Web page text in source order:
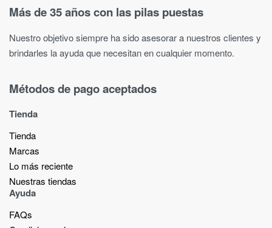
Más de 35 años con las pilas puestas
Nuestro objetivo siempre ha sido asesorar a nuestros clientes y
brindarles la ayuda que necesitan en cualquier momento.
Métodos de pago aceptados
Tienda
Tienda
Marcas
Lo más reciente​
Nuestras tiendas​
Ayuda
FAQs